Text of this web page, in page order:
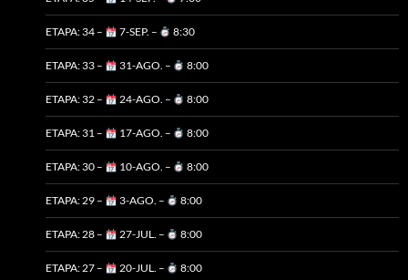
ETAPA: 34 – 7-SEP. – 8:30
ETAPA: 33 – 31-AGO. – 8:00
ETAPA: 32 – 24-AGO. – 8:00
ETAPA: 31 – 17-AGO. – 8:00
ETAPA: 30 – 10-AGO. – 8:00
ETAPA: 29 – 3-AGO. – 8:00
ETAPA: 28 – 27-JUL. – 8:00
ETAPA: 27 – 20-JUL. – 8:00